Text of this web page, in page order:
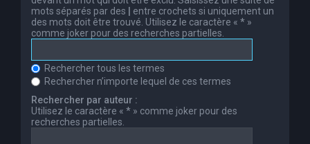
mots séparés par des | entre crochets si uniquement un
des mots doit être trouvé. Utilisez le caractère « * »
comme joker pour des recherches partielles.
Rechercher tous les termes
Rechercher n’importe lequel de ces termes
Rechercher par auteur :
Utilisez le caractère « * » comme joker pour des
recherches partielles.